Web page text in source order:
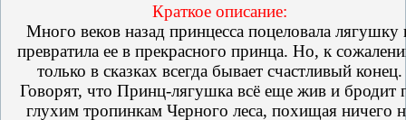
Краткое описание:
Много веков назад принцесса поцеловала лягушку
превратила ее в прекрасного принца. Но, к
только в сказках всегда бывает счастливый конец.
Говорят, что Принц-лягушка всё еще жив и бродит
глухим тропинкам Черного леса, похищая ничего